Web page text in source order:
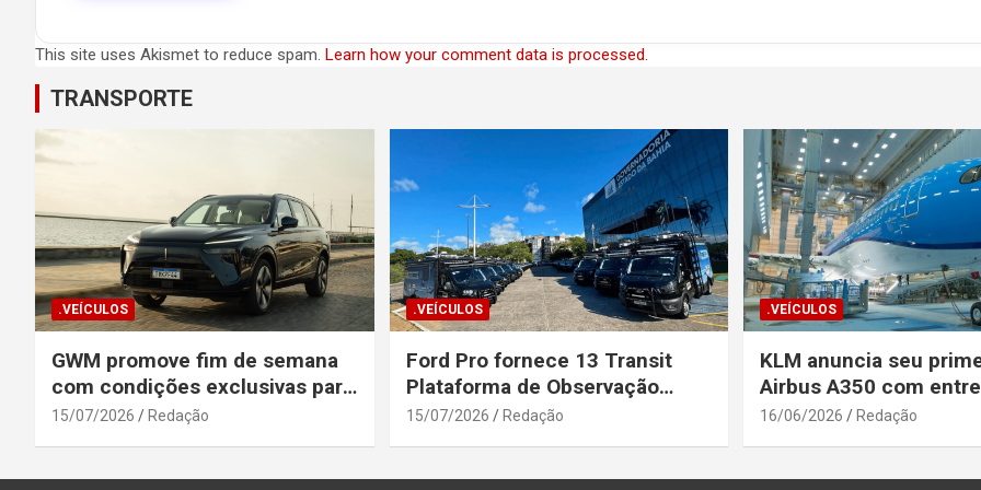
This site uses Akismet to reduce spam. Learn how your comment data is processed.
TRANSPORTE
.VEÍCULOS
GWM promove fim de semana
com condições exclusivas para
o Wey 07
15/07/2026 Redação
.VEÍCULOS
Ford Pro fornece 13 Transit
Plataforma de Observação
Elevada para a Secretaria de
15/07/2026 Redação
.VEÍCULOS
KLM anuncia seu
Airbus A350 com
prevista até o fim de
16/06/2026 Redação